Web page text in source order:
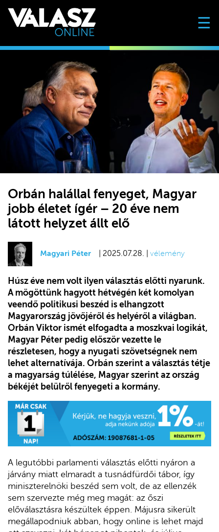
☰
Orbán halállal fenyeget, Magyar
jobb életet ígér – 20 éve nem
látott helyzet állt elő
Magyari Péter | 2025.07.28. | vélemény
Húsz éve nem volt ilyen választás előtti nyarunk.
A mögöttünk hagyott hétvégén két komolyan
veendő politikusi beszéd is elhangzott
Magyarország jövőjéről és helyéről a világban.
Orbán Viktor ismét elfogadta a moszkvai logikát,
Magyar Péter pedig először vezette le
részletesen, hogy a nyugati szövetségnek nem
lehet alternatívája. Orbán szerint a választás tétje
a magyarság túlélése, Magyar szerint az ország
békéjét belülről fenyegeti a kormány.
A legutóbbi parlamenti választás előtti nyáron a
járvány miatt elmaradt a tusnádfürdői tábor, így
miniszterelnöki beszéd sem volt, de az ellenzék
sem szervezte még meg magát: az őszi
előválasztásra készültek éppen. Májusra sikerült
megállapodniuk abban, hogy online is lehet majd